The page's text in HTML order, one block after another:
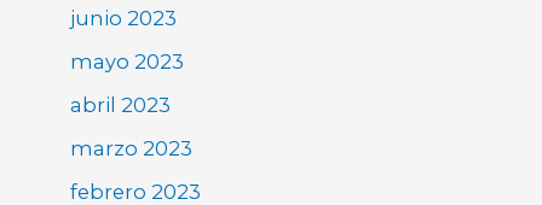
junio 2023
mayo 2023
abril 2023
marzo 2023
febrero 2023